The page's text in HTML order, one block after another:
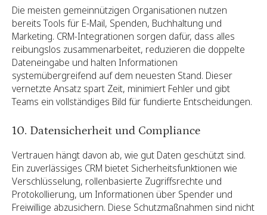
Die meisten gemeinnützigen Organisationen nutzen
bereits Tools für E-Mail, Spenden, Buchhaltung und
Marketing. CRM-Integrationen sorgen dafür, dass alles
reibungslos zusammenarbeitet, reduzieren die doppelte
Dateneingabe und halten Informationen
systemübergreifend auf dem neuesten Stand. Dieser
vernetzte Ansatz spart Zeit, minimiert Fehler und gibt
Teams ein vollständiges Bild für fundierte Entscheidungen.
10. Datensicherheit und Compliance
Vertrauen hängt davon ab, wie gut Daten geschützt sind.
Ein zuverlässiges CRM bietet Sicherheitsfunktionen wie
Verschlüsselung, rollenbasierte Zugriffsrechte und
Protokollierung, um Informationen über Spender und
Freiwillige abzusichern. Diese Schutzmaßnahmen sind nicht